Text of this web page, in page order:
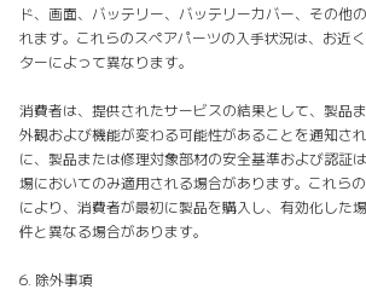
ド、画面、バッテリー、バッテリーカバー、その他
れます。これらのスペアパーツの入手状況は、お近
ターによって異なります。
消費者は、提供されたサービスの結果として、製品
外観および機能が変わる可能性があることを通知さ
に、製品または修理対象部材の安全基準および認証
場においてのみ適用される場合があります。これら
により、消費者が最初に製品を購入し、有効化した
件と異なる場合があります。
6. 除外事項